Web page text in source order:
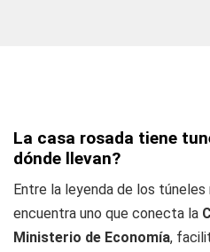
La casa rosada tiene
dónde llevan?
Entre la leyenda de los
encuentra uno que conecta la
Ministerio de Economía,